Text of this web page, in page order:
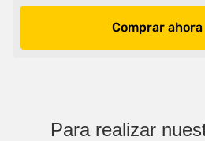
Comprar ahora
Para realizar